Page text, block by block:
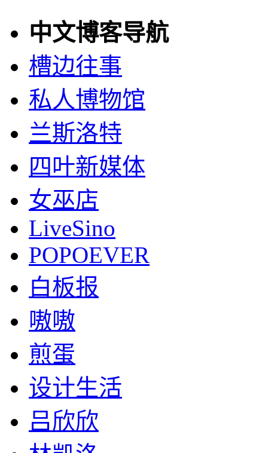
中文博客导航
槽边往事
私人博物馆
兰斯洛特
四叶新媒体
女巫店
LiveSino
POPOEVER
白板报
嗷嗷
煎蛋
设计生活
吕欣欣